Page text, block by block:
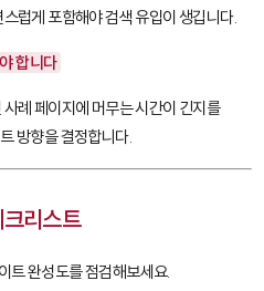
럽게 포함해야 검색 유입이 생깁니다.
합니다
례 페이지에 머무는 시간이 긴지를
방향을 결정합니다.
리스트
트 완성도를 점검해보세요.